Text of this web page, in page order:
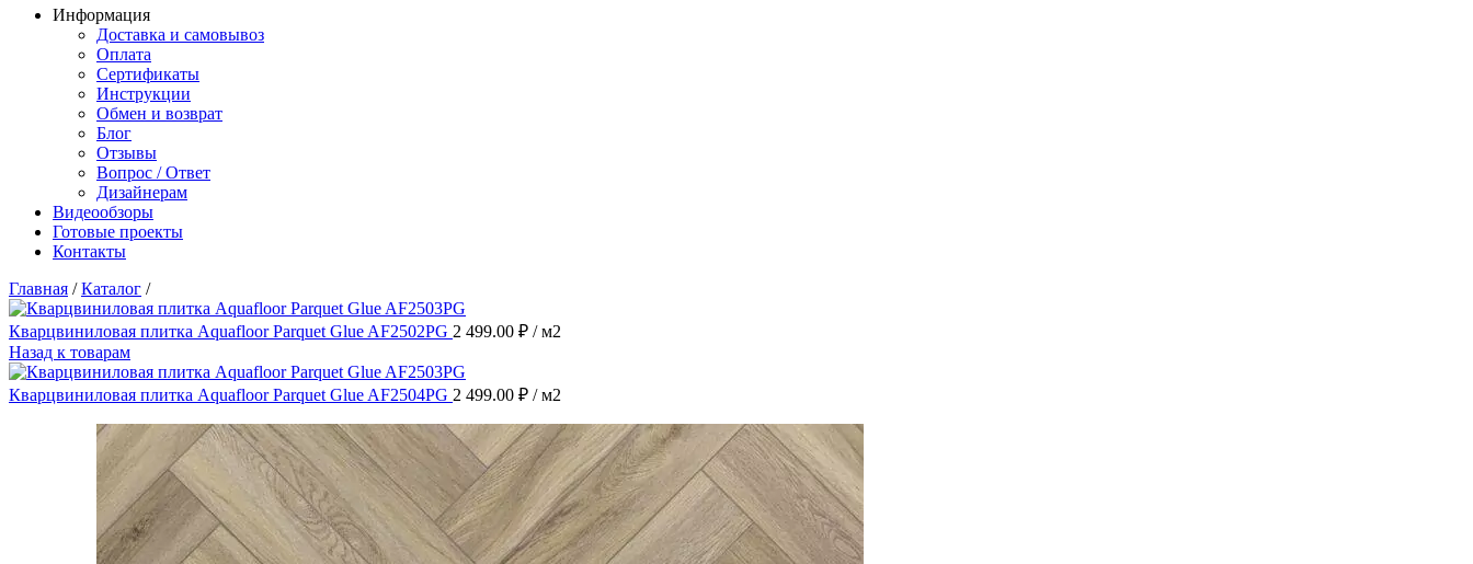
Информация
Доставка и самовывоз
Оплата
Сертификаты
Инструкции
Обмен и возврат
Блог
Отзывы
Вопрос / Ответ
Дизайнерам
Видеообзоры
Готовые проекты
Контакты
Главная /Каталог /
Кварцвиниловая плитка Aquafloor Parquet Glue AF2502PG 2 499.00 ₽ / м2
Назад к товарам
Кварцвиниловая плитка Aquafloor Parquet Glue AF2504PG 2 499.00 ₽ / м2